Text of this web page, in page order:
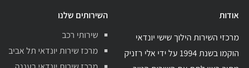
אודות
מרכזי השירות הילוך שישי יונדאי
הוקמו בשנת 1994 על ידי אלי רזניק
השירותים שלנו
שירותי רכב
מרכז שירות יונדאי תל אביב